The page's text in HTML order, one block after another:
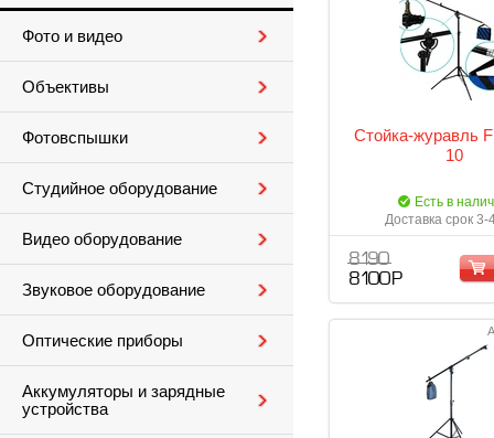
Фото и видео
Объективы
Фотовспышки
Студийное оборудование
Видео оборудование
Звуковое оборудование
Оптические приборы
Аккумуляторы и зарядные
устройства
Стойка-журавль
10
Есть в
Доставка срок 3-
8 190
8 100 Р